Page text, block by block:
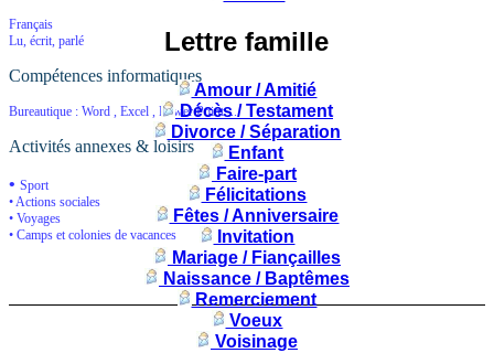
Français
Lu, écrit, parlé
Compétences informatiques
Bureautique : Word , Excel , Power Point ...
Activités annexes & loisirs
• Sport
• Actions sociales
• Voyages
• Camps et colonies de vacances
Lettre famille
Amour / Amitié
Décès / Testament
Divorce / Séparation
Enfant
Faire-part
Félicitations
Fêtes / Anniversaire
Invitation
Mariage / Fiançailles
Naissance / Baptêmes
Remerciement
Voeux
Voisinage